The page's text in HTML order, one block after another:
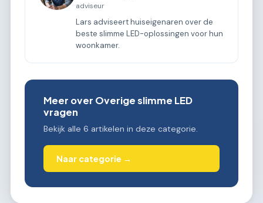
adviseur
Lars adviseert huiseigenaren over de
beste slimme LED-oplossingen voor hun
woonkamer.
Meer over Overige slimme LED
vragen
Bekijk alle 6 artikelen in deze categorie.
Naar categorie →